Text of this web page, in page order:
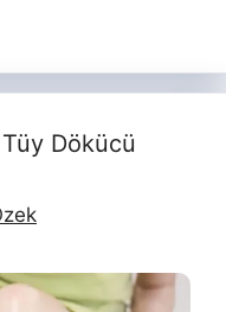
Dökücü